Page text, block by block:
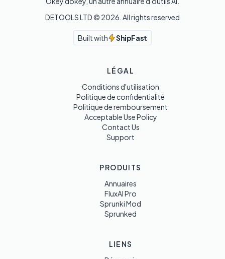
DETOOLS LTD © 2026 . All rights reserved
Built with ShipFast
LÉGAL
Conditions d'utilisation
Politique de confidentialité
Politique de remboursement
Acceptable Use Policy
Contact Us
Support
PRODUITS
Annuaires
FluxAI Pro
Sprunki Mod
Sprunked
LIENS